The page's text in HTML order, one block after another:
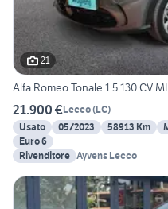
21
Alfa Romeo Tonale 1.5 130 CV
21.900 €Lecco(LC)
Usato
05/2023 58913 Km
Euro 6
Rivenditore Ayvens Lecco